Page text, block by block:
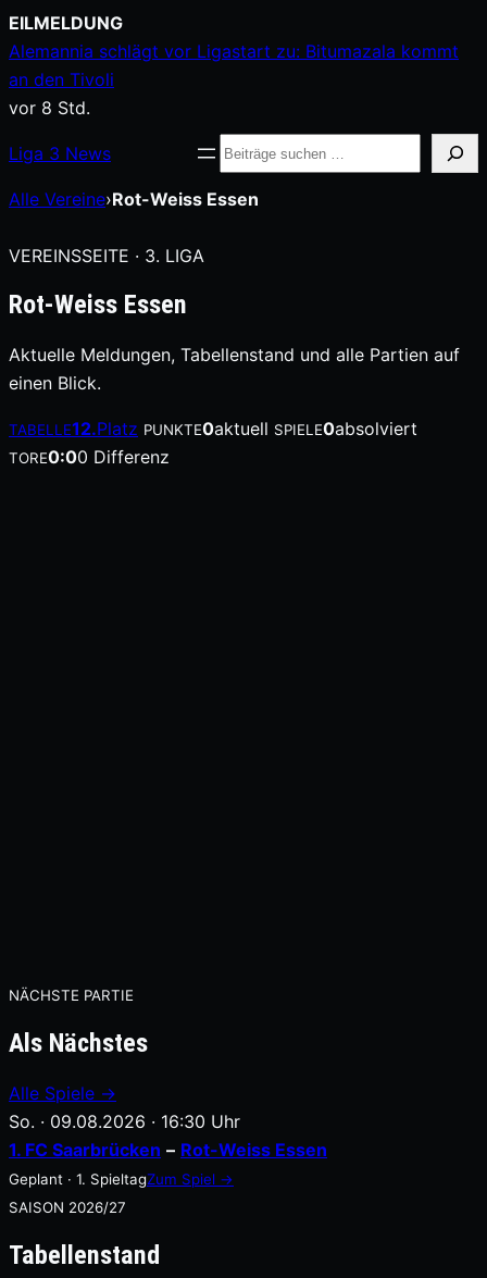
Zum
Inhalt
springen
EILMELDUNG
Alemannia schlägt vor Ligastart zu: Bitumazala kommt
an den Tivoli
vor 8 Std.
Liga 3 News Suche
Alle Vereine›Rot-Weiss Essen
VEREINSSEITE · 3. LIGA
Rot-Weiss Essen
Aktuelle Meldungen, Tabellenstand und alle Partien auf
einen Blick.
TABELLE12.Platz PUNKTE0aktuell SPIELE0absolviert
TORE0:00 Differenz
NÄCHSTE PARTIE
Als Nächstes
Alle Spiele →
So. · 09.08.2026 · 16:30 Uhr
1. FC Saarbrücken – Rot-Weiss Essen
Geplant · 1. SpieltagZum Spiel →
SAISON 2026/27
Tabellenstand